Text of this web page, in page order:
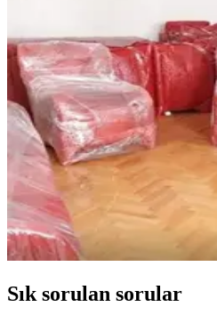
Sık sorulan sorular